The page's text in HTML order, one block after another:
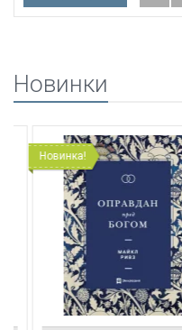
Новинки
Новинка!